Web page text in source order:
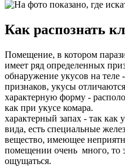
Как распознать
Помещение, в котором
имеет ряд определенных
обнаружение укусов на
признаков, укусы
характерную форму -
как при укусе комара.
характерный запах - так как
вида, есть специальные
вещество, имеющее
помещении очень много, то
ощущаться.